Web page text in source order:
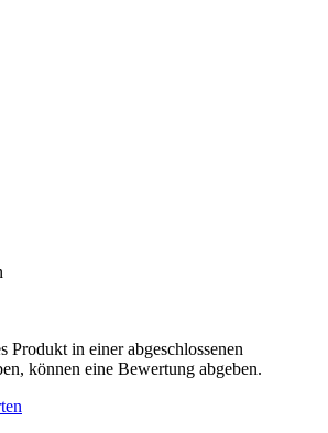
Produkt in einer abgeschlossenen
können eine Bewertung abgeben.